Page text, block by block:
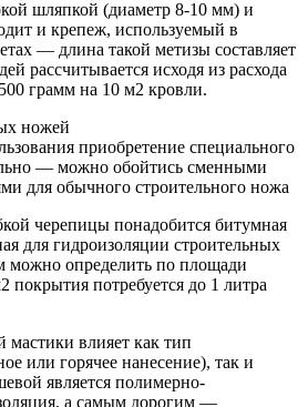
шляпкой (диаметр 8-10 мм) и
и крепеж, используемый в
— длина такой метизы составляет
рассчитывается исходя из расхода
грамм на 10 м2 кровли.
приобретение специального
— можно обойтись сменными
для обычного строительного ножа
черепицы понадобится битумная
для гидроизоляции строительных
можно определить по площади
покрытия потребуется до 1 литра
влияет как тип
или горячее нанесение), так и
является полимерно-
а самым дорогим —